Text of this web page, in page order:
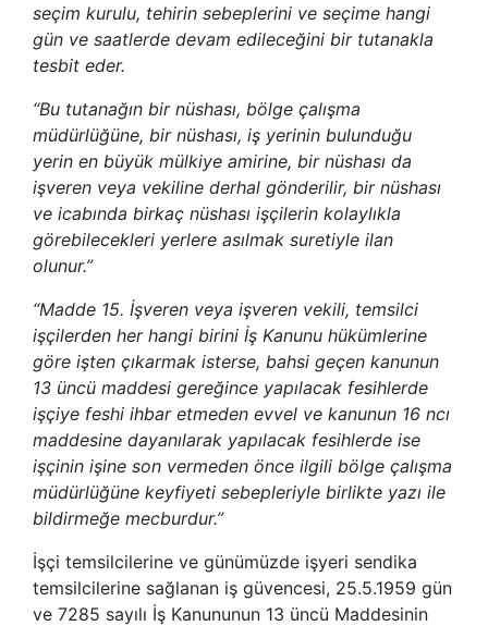
seçim kurulu, tehirin sebeplerini ve seçime hangi
gün ve saatlerde devam edileceğini bir tutanakla
tesbit eder.
“Bu tutanağın bir nüshası, bölge çalışma
müdürlüğüne, bir nüshası, iş yerinin bulunduğu
yerin en büyük mülkiye amirine, bir nüshası da
işveren veya vekiline derhal gönderilir, bir nüshası
ve icabında birkaç nüshası işçilerin kolaylıkla
görebilecekleri yerlere asılmak suretiyle ilan
olunur.”
“Madde 15. İşveren veya işveren vekili, temsilci
işçilerden her hangi birini İş Kanunu hükümlerine
göre işten çıkarmak isterse, bahsi geçen kanunun
13 üncü maddesi gereğince yapılacak fesihlerde
işçiye feshi ihbar etmeden evvel ve kanunun 16 ncı
maddesine dayanılarak yapılacak fesihlerde ise
işçinin işine son vermeden önce ilgili bölge çalışma
müdürlüğüne keyfiyeti sebepleriyle birlikte yazı ile
bildirmeğe mecburdur.”
İşçi temsilcilerine ve günümüzde işyeri sendika
temsilcilerine sağlanan iş güvencesi, 25.5.1959 gün
ve 7285 sayılı İş Kanununun 13 üncü Maddesinin